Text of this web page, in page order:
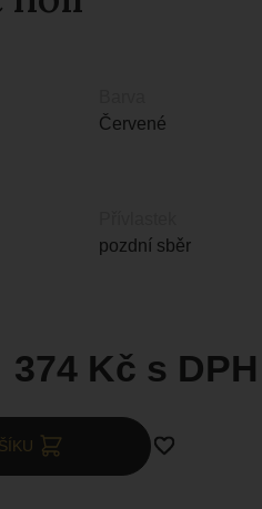
Červené
pozdní sběr
374Kč s DPH